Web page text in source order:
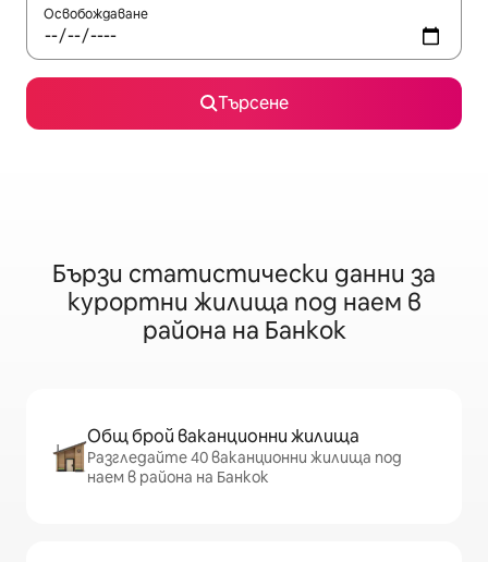
Освобождаване
Търсене
Бързи статистически данни за
курортни жилища под наем в
района на Банкок
Общ брой ваканционни жилища
Разгледайте 40 ваканционни жилища под
наем в района на Банкок